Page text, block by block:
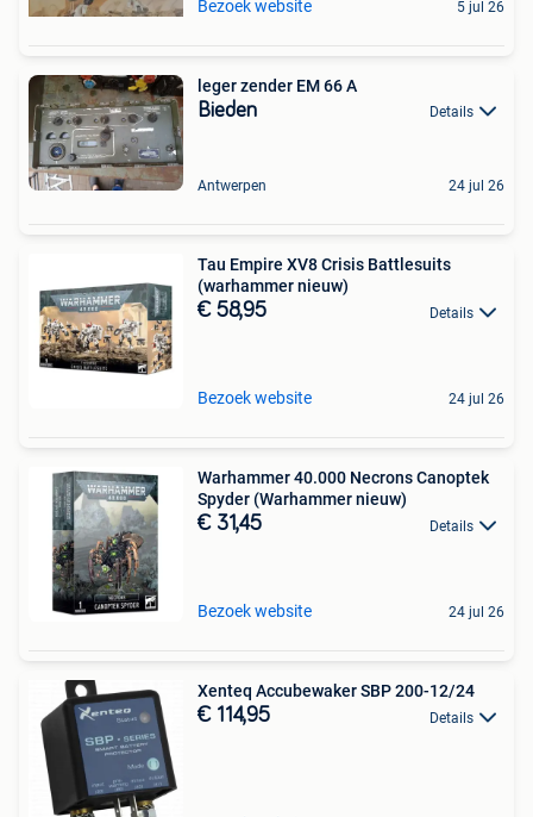
Bezoek website 5 jul 26
leger zender EM 66 A
Bieden Details
Antwerpen 24 jul 26
Tau Empire XV8 Crisis Battlesuits
(warhammer nieuw)
€ 58,95 Details
Bezoek website 24 jul 26
Warhammer 40.000 Necrons Canoptek
Spyder (Warhammer nieuw)
€ 31,45 Details
Bezoek website 24 jul 26
Xenteq Accubewaker SBP 200-12/24
€ 114,95 Details